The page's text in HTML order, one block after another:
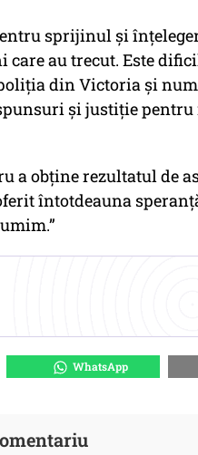
sprijinul și
au trecut. Este
din Victoria și
și justiție
a obține rezultatul de
întotdeauna
WhatsApp